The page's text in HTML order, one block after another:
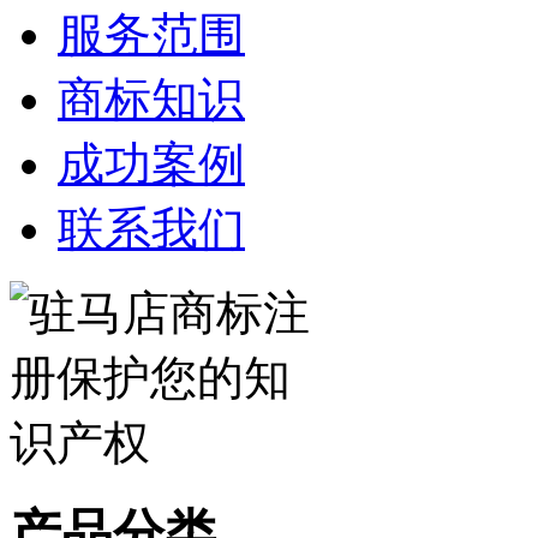
服务范围
商标知识
成功案例
联系我们